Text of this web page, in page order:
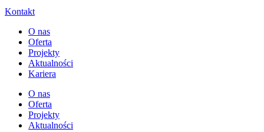
Kontakt
O nas
Oferta
Projekty
Aktualności
Kariera
O nas
Oferta
Projekty
Aktualności